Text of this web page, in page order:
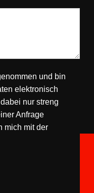
und bin
elektronisch
nur streng
Anfrage
mich mit der